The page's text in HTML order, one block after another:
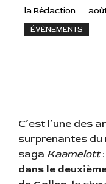
la Rédaction
ÉVÈNEMENTS
C’est l’une des
surprenantes du
saga Kaamelott:
dans le